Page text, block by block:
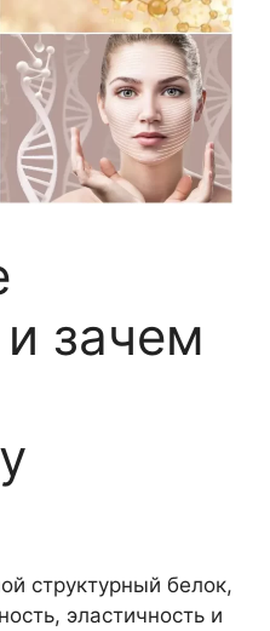
зачем
структурный белок,
эластичность и